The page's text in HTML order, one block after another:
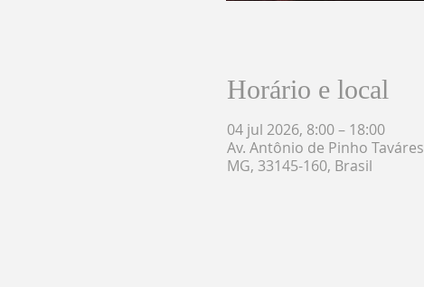
Horário e local
04 jul 2026, 8:00 – 18:00
Av. Antônio de Pinho
MG, 33145-160, Brasil